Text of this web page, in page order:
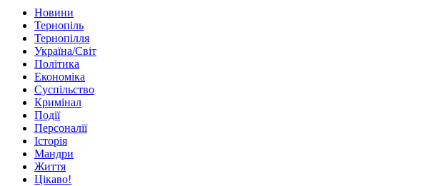
Новини
Тернопіль
Тернопілля
Україна/Світ
Політика
Економіка
Суспільство
Кримінал
Події
Персоналії
Історія
Мандри
Життя
Цікаво!